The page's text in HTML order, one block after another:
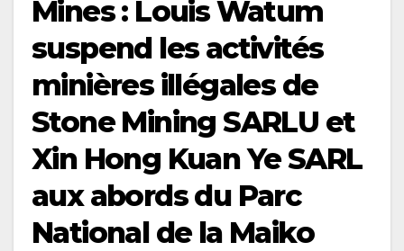
Mines : Louis Watum
suspend les activités
minières illégales de
Stone Mining SARLU et
Xin Hong Kuan Ye SARL
aux abords du Parc
National de la Maiko